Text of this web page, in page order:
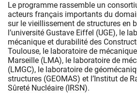
Le programme rassemble un
acteurs français importants du
sur le vieillissement de structures en
l’université Gustave Eiffel (UGE), le
mécanique et durabilité des
Toulouse, le laboratoire de
Marseille (LMA), le laboratoire de
(LMGC), le laboratoire de
structures (GEOMAS) et l’Institut de
Sûreté Nucléaire (IRSN).